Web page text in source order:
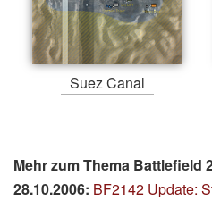
Suez Canal
Mehr zum Thema Battlefield
28.10.2006: BF2142 Update: